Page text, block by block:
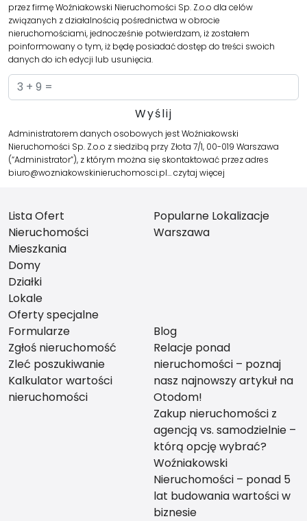
przez firmę Woźniakowski Nieruchomości Sp. Z.o.o dla celów
związanych z działalnością pośrednictwa w obrocie
nieruchomościami, jednocześnie potwierdzam, iż zostałem
poinformowany o tym, iż będę posiadać dostęp do treści swoich
danych do ich edycji lub usunięcia.
Administratorem danych osobowych jest Woźniakowski
Nieruchomości Sp. Z.o.o z siedzibą przy Złota 7/1, 00-019 Warszawa
(“Administrator”), z którym można się skontaktować przez adres
biuro@wozniakowskinieruchomosci.pl…czytaj więcej
Lista Ofert
Nieruchomości
Mieszkania
Domy
Działki
Lokale
Oferty specjalne
Popularne Lokalizacje
Warszawa
Formularze
Zgłoś nieruchomość
Zleć poszukiwanie
Kalkulator wartości
nieruchomości
Blog
Relacje ponad
nieruchomości – poznaj
nasz najnowszy artykuł na
Otodom!
Zakup nieruchomości z
agencją vs. samodzielnie –
którą opcję wybrać?
Woźniakowski
Nieruchomości – ponad 5
lat budowania wartości w
biznesie